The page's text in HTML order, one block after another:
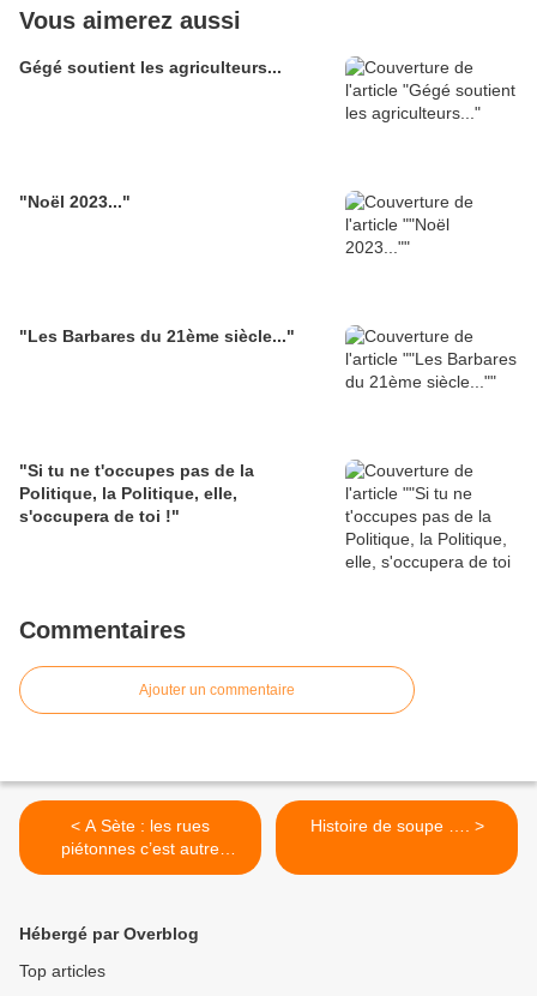
Vous aimerez aussi
Gégé soutient les agriculteurs...
"Noël 2023..."
"Les Barbares du 21ème siècle..."
"Si tu ne t'occupes pas de la
Politique, la Politique, elle,
s'occupera de toi !"
Commentaires
Ajouter un commentaire
< A Sète : les rues
piétonnes c’est autre
chose !
Histoire de soupe …. >
Hébergé par Overblog
Top articles